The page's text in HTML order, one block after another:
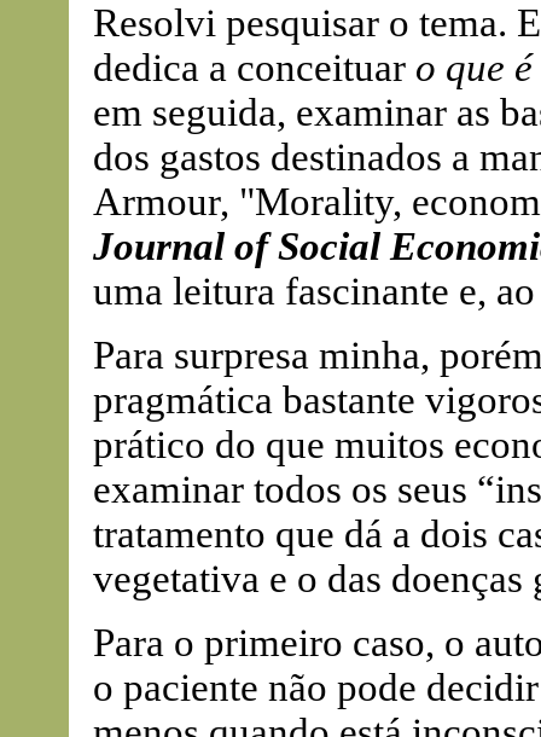
Resolvi pesquisar o tema.
dedica a conceituar o que
em seguida, examinar as
dos gastos destinados a
Armour, "Morality,
Journal of Social
uma leitura fascinante e,
Para surpresa minha,
pragmática bastante
prático do que muitos
examinar todos os seus
tratamento que dá a dois
vegetativa e o das doenças
Para o primeiro caso, o
o paciente não pode